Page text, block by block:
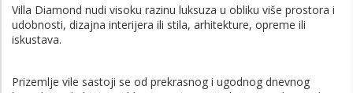
Villa Diamond nudi visoku razinu luksuza u obliku više prostora i
udobnosti, dizajna interijera ili stila, arhitekture, opreme ili
iskustava.
Prizemlje vile sastoji se od prekrasnog i ugodnog dnevnog